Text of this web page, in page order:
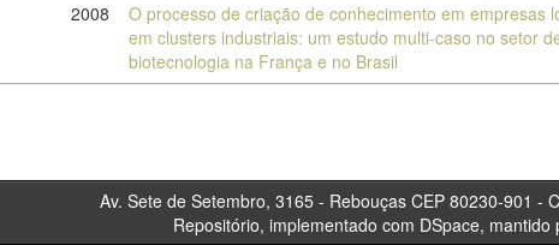
2008
O processo de criação de conhecimento em empresas
em clusters industriais: um estudo multi-caso no setor
biotecnologia na França e no Brasil
Av. Sete de Setembro, 3165 - Rebouças CEP
Repositório, implementado com DSpace, mantido